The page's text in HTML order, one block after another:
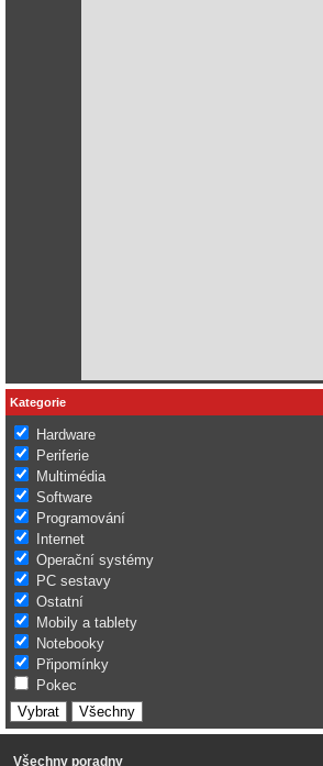
Kategorie
Hardware
Periferie
Multimédia
Software
Programování
Internet
Operační systémy
PC sestavy
Ostatní
Mobily a tablety
Notebooky
Připomínky
Pokec
Všechny poradny